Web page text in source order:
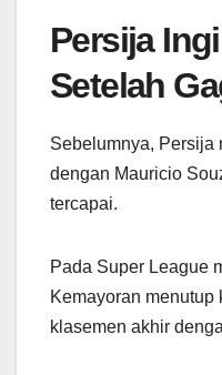
Persija
Setelah
Sebelumnya, Persija
dengan Mauricio
tercapai.
Pada Super League
Kemayoran
klasemen akhir